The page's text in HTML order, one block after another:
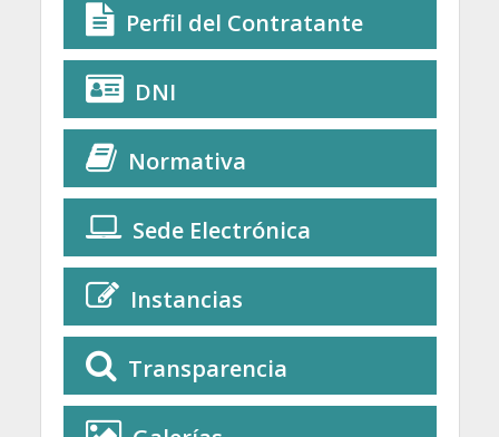
Perfil del Contratante
DNI
Normativa
Sede Electrónica
Instancias
Transparencia